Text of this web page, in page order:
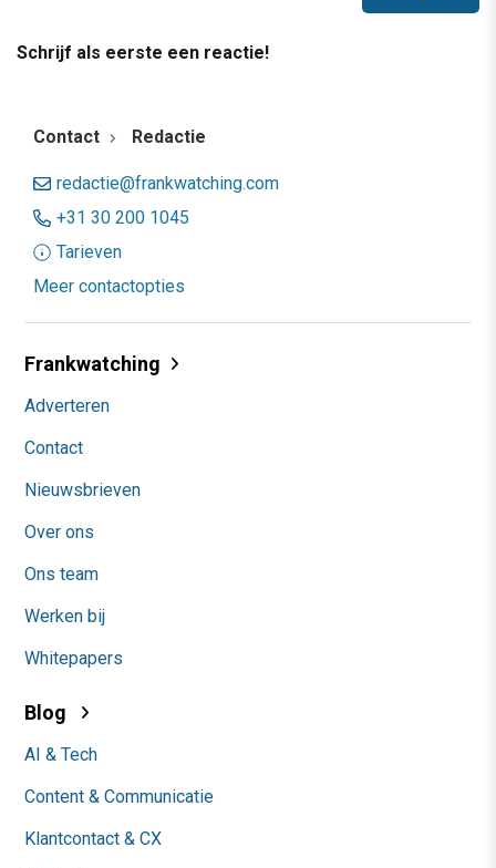
Schrijf als eerste een reactie!
Contact Redactie
redactie@frankwatching.com
+31 30 200 1045
Tarieven
Meer contactopties
Frankwatching
Adverteren
Contact
Nieuwsbrieven
Over ons
Ons team
Werken bij
Whitepapers
Blog
AI & Tech
Content & Communicatie
Klantcontact & CX